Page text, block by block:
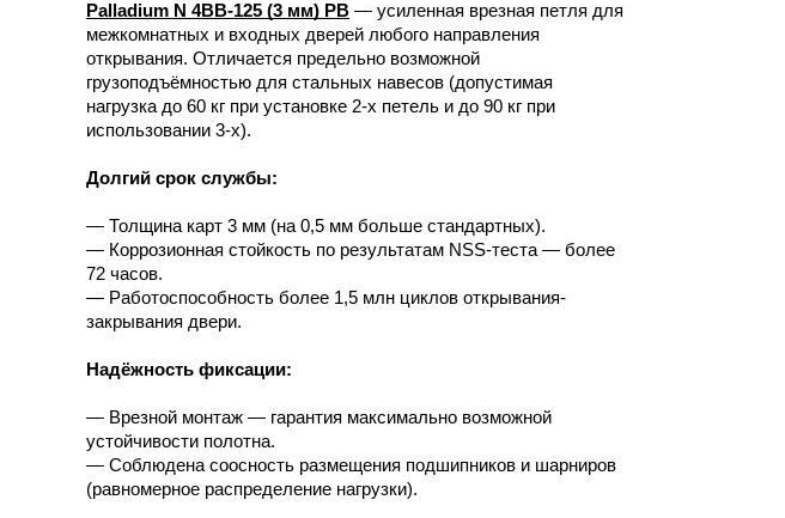
Palladium N 4BB-125 (3 мм) PB — усиленная врезная петля для
межкомнатных и входных дверей любого направления
открывания. Отличается предельно возможной
грузоподъёмностью для стальных навесов (допустимая
нагрузка до 60 кг при установке 2-х петель и до 90 кг при
использовании 3-х).
Долгий срок службы:
— Толщина карт 3 мм (на 0,5 мм больше стандартных).
— Коррозионная стойкость по результатам NSS-теста — более
72 часов.
— Работоспособность более 1,5 млн циклов открывания-
закрывания двери.
Надёжность фиксации:
— Врезной монтаж — гарантия максимально возможной
устойчивости полотна.
— Соблюдена соосность размещения подшипников и шарниров
(равномерное распределение нагрузки).